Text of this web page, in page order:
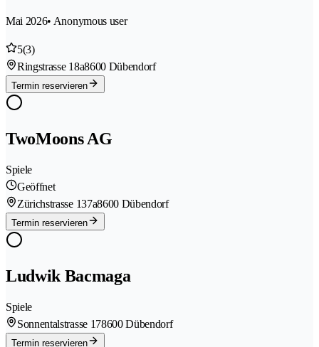
Mai 2026• Anonymous user
5(3)
Ringstrasse 18a8600 Dübendorf
Termin reservieren
TwoMoons AG
Spiele
Geöffnet
Zürichstrasse 137a8600 Dübendorf
Termin reservieren
Ludwik Bacmaga
Spiele
Sonnentalstrasse 178600 Dübendorf
Termin reservieren